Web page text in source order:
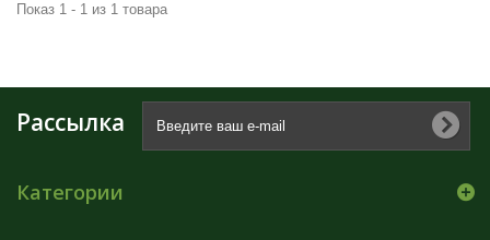
Показ 1 - 1 из 1 товара
Рассылка
Категории